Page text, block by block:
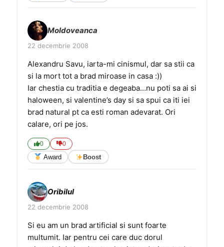
Moldoveanca
22 decembrie 2008
Alexandru Savu, iarta-mi cinismul, dar sa stii ca
si la mort tot a brad miroase in casa :))
Iar chestia cu traditia e degeaba…nu poti sa ai si
haloween, si valentine’s day si sa spui ca iti iei
brad natural pt ca esti roman adevarat. Ori
calare, ori pe jos.
0 0
Award Boost
Oribilul
22 decembrie 2008
Si eu am un brad artificial si sunt foarte
multumit. Iar pentru cei care duc dorul